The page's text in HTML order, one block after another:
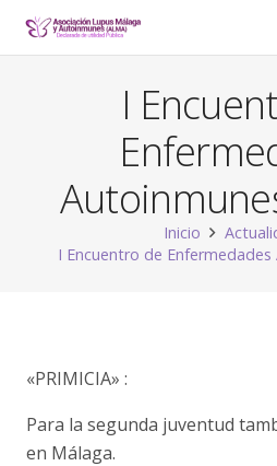
I
Inicio
I Encuentro de
«PRIMICIA» :
Para la segunda juventud
en Málaga.